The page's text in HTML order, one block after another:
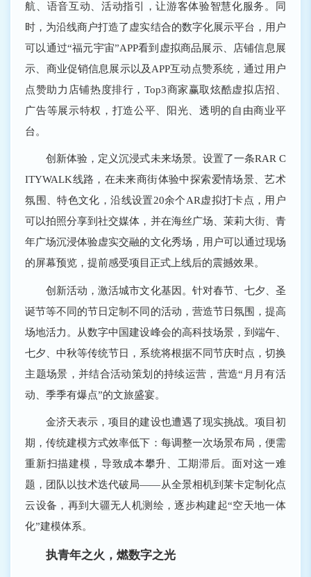
航、语音互动、活动指引，让游客体验智慧化服务。同
时，为沿线商户打造了虚实结合的数字化展示平台，用户
可以通过“福元宇宙”APP看到虚拟商品展示、店铺信息展
示、商业促销信息展示以及APP互动点赞系统，通过用户
点赞助力店铺热度排行，Top3商家赢取炫酷虚拟店招、
广告等展示特权，打造公平、阳光、透明的自由商业平
台。
创新体验，定义沉浸式未来场景。设置了一条RAR C
ITYWALK线路，在未来商街体验中探索爱情场景、艺术
氛围、特色文化，沿线设置20余个AR虚拟打卡点，用户
可以拍照分享到社交媒体，并在海丝广场、茉莉大街、青
年广场沉浸体验虚实交融的文化秀场，用户可以通过现场
的屏幕预览，提前感受项目正式上线后的震撼效果。
创新活动，激活城市文化基因。针对春节、七夕、圣
诞节等不同的节日定制不同的活动，营造节日氛围，提高
场地活力。从数字中国建设峰会的高科技场景，到端午、
七夕、中秋等传统节日，系统将根据不同节庆时点，切换
主题场景，并结合活动策划的持续运营，营造“月月有活
动、季季有爆点”的文旅盛宴。
金济天表示，项目的建设也遭遇了现实挑战。项目初
期，传统建模方式效率低下：每调整一次场景布局，便需
重新扫描建模，导致成本攀升、工期滞后。面对这一难
题，团队以技术迭代破局——从全景相机到莱卡定制化点
云设备，再到大疆无人机测绘，逐步构建起“空天地一体
化”建模体系。
执青年之火，燃数字之光